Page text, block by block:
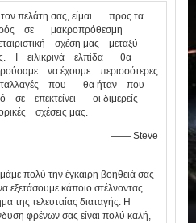
πελάτη σας, είμαι προς τα
σε μακροπρόθεσμη
σχέση μας μεταξύ
Ι ειλικρινά ελπίδα θα
να έχουμε περισσότερες
που θα ήταν που
σε επεκτείνει οι διμερείς
σχέσεις μας.
—— Steve
πολύ την έγκαιρη βοήθειά σας
εξετάσουμε κάποιο στέλνοντας
της τελευταίας διαταγής. Η
φρένων σας είναι πολύ καλή,